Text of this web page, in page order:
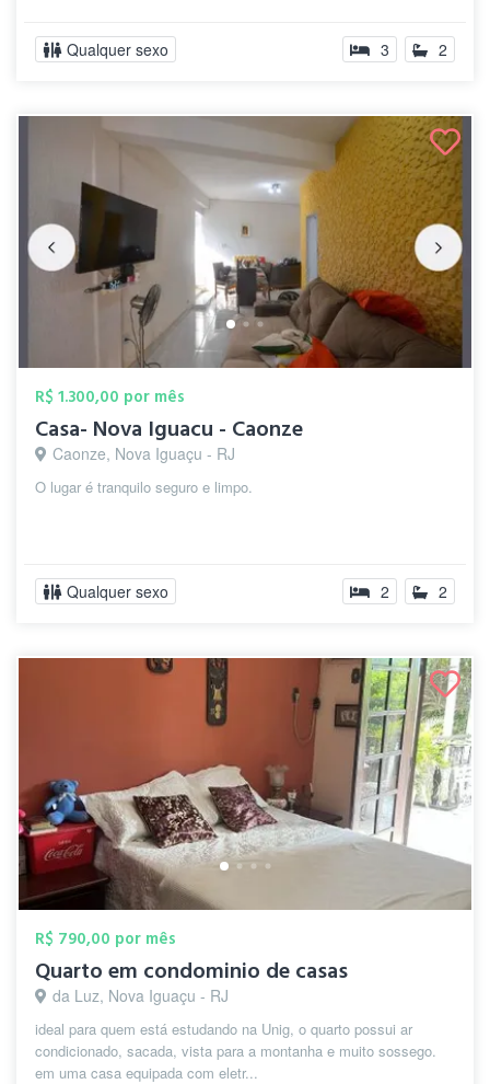
Qualquer sexo 3 2
R$ 1.300,00 por mês
Casa- Nova Iguacu - Caonze
Caonze, Nova Iguaçu - RJ
O lugar é tranquilo seguro e limpo.
Qualquer sexo 2 2
R$ 790,00 por mês
Quarto em condominio de casas
da Luz, Nova Iguaçu - RJ
ideal para quem está estudando na Unig, o quarto possui ar
condicionado, sacada, vista para a montanha e muito sossego.
em uma casa equipada com eletr...